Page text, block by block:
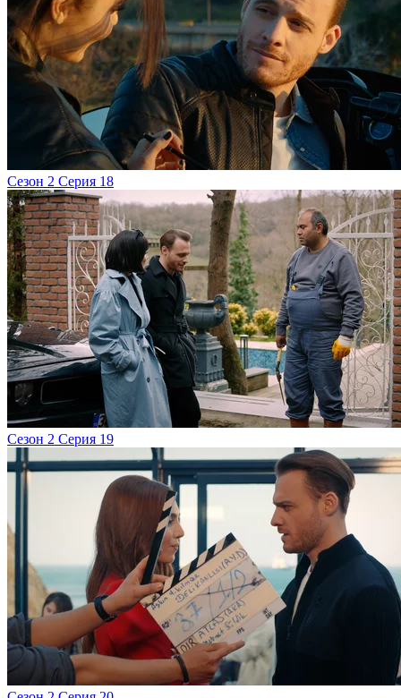
Сезон 2 Серия 18
Сезон 2 Серия 19